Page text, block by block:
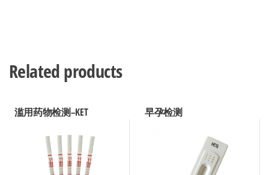
Related products
滥用药物检测–KET 早孕检测